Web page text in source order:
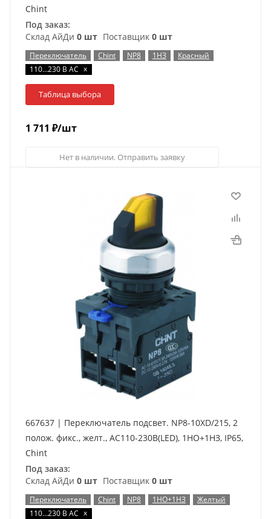
Chint
Под заказ:
Склад АйДи 0 шт Поставщик 0 шт
Переключатель Chint NP8 1НЗ
Красный
110…230 В AC x
Таблица выбора
1 711 ₽/шт
Нет в наличии. Отправить заявку
667637 | Переключатель подсвет. NP8-10XD/215, 2
полож. фикс., желт., AC110-230В(LED), 1НО+1НЗ, IP65,
Chint
Под заказ:
Склад АйДи 0 шт Поставщик 0 шт
Переключатель Chint NP8 1НО+1НЗ
Желтый
110…230 В AC x